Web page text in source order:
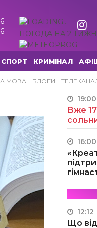
ПОГОДА НА 2
СПОРТ КРИМІНАЛ
МОВА БЛОГИ
19:00
Вже
16:00
12:12
Що